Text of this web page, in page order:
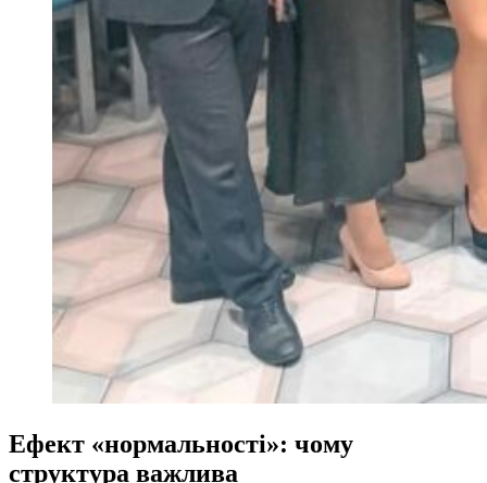
Ефект «нормальності»: чому
структура важлива